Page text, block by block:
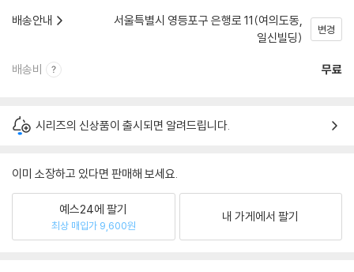
배송안내
서울특별시 영등포구 은행로 11(여의도동,
일신빌딩)
변경
배송비 무료
시리즈의 신상품이 출시되면 알려드립니다.
이미 소장하고 있다면 판매해 보세요.
예스24에 팔기
최상 매입가 9,600원
내 가게에서 팔기